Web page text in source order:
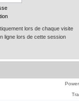
lors de chaque visite
ligne lors de cette session